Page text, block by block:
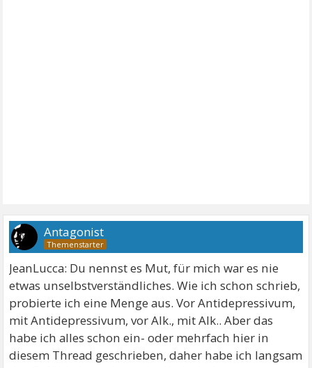
Antagonist
JeanLucca: Du nennst es Mut, für mich war es nie
etwas unselbstverständliches. Wie ich schon schrieb,
probierte ich eine Menge aus. Vor Antidepressivum,
mit Antidepressivum, vor Alk., mit Alk.. Aber das
habe ich alles schon ein- oder mehrfach hier in
diesem Thread geschrieben, daher habe ich langsam